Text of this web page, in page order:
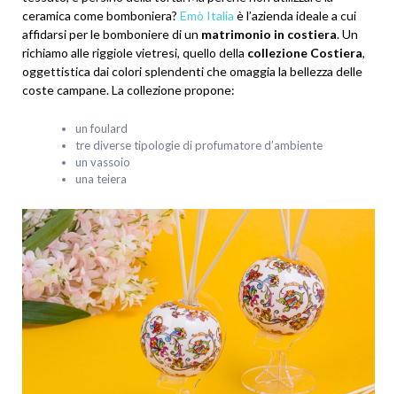
ceramica come bomboniera? Emò Italia è l’azienda ideale a cui
affidarsi per le bomboniere di un matrimonio in costiera. Un
richiamo alle riggiole vietresi, quello della collezione Costiera,
oggettistica dai colori splendenti che omaggia la bellezza delle
coste campane. La collezione propone:
un foulard
tre diverse tipologie di profumatore d’ambiente
un vassoio
una teiera